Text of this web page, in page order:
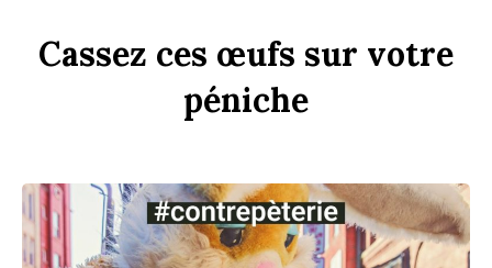
Cassez ces œufs sur votre
péniche